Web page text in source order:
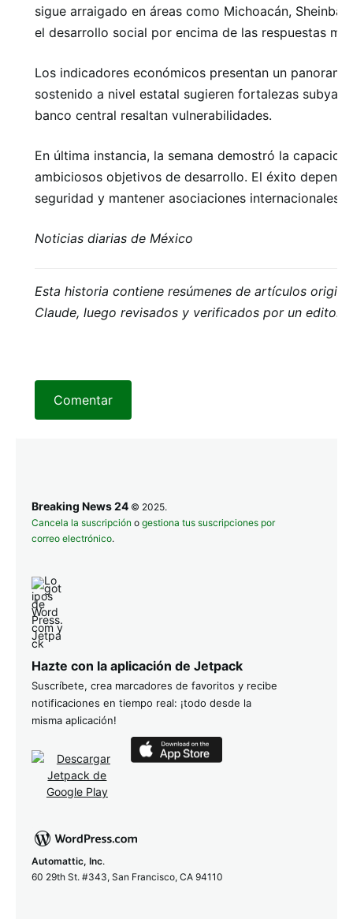
sigue arraigado en áreas como Michoacán,
el desarrollo social por encima de las respuestas
Los indicadores económicos presentan un
sostenido a nivel estatal sugieren fortalezas
banco central resaltan vulnerabilidades.
En última instancia, la semana demostró la
ambiciosos objetivos de desarrollo. El éxito
seguridad y mantener asociaciones internacionales
Noticias diarias de México
Esta historia contiene resúmenes de artículos
Claude, luego revisados ​​y verificados por un editor
Comentar
Breaking News 24 © 2025.
Cancela la suscripción o gestiona tus suscripciones por
correo electrónico.
Hazte con la aplicación de Jetpack
Suscríbete, crea marcadores de favoritos y recibe
notificaciones en tiempo real: ¡todo desde la
misma aplicación!
Automattic, Inc.
60 29th St. #343, San Francisco, CA 94110